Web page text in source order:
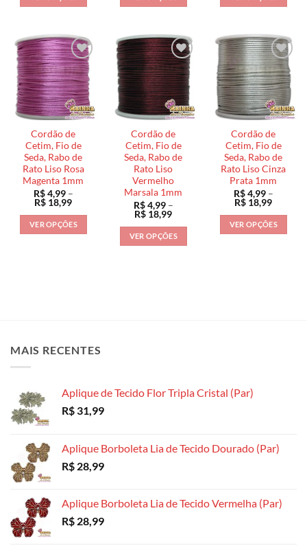
através
tem
várias
variantes.
As
opções
podem
ser
escolhidas
na
página
do
produto
através
tem
várias
variantes.
As
opções
podem
ser
escolhidas
na
página
do
produto
através
tem
várias
variantes.
As
opções
podem
ser
escolhidas
na
página
do
produto
Cordão de
Cetim, Fio de
Seda, Rabo de
Rato Liso Rosa
Magenta 1mm
R$4,99 –
R$ 18,99Faixa
preço:
R$ 4,99
através
VER OPÇÕES
ser
página
do
Cordão de
Cetim, Fio de
Seda, Rabo de
Rato Liso
Vermelho
Marsala 1mm
R$4,99 –
R$ 18,99Faixa
preço:
R$ 4,99
através
VER OPÇÕES
na
Cordão de
Cetim, Fio de
Seda, Rabo de
Rato Liso Cinza
Prata 1mm
R$4,99 –
R$ 18,99Faixa
preço:
R$ 4,99
através
VER OPÇÕES
página
MAIS RECENTES
Aplique de Tecido Flor Tripla Cristal (Par)
R$ 31,99
Aplique Borboleta Lia de Tecido Dourado (Par)
R$ 28,99
Aplique Borboleta Lia de Tecido Vermelha (Par)
R$ 28,99